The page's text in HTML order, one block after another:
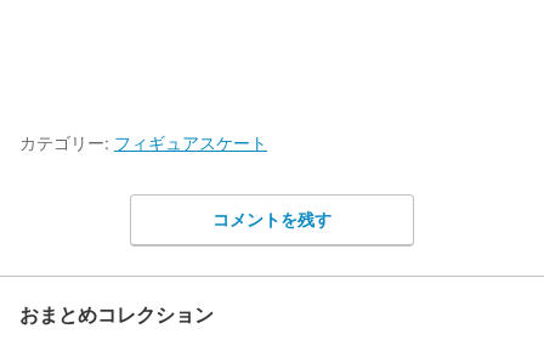
カテゴリー: フィギュアスケート
コメントを残す
おまとめコレクション